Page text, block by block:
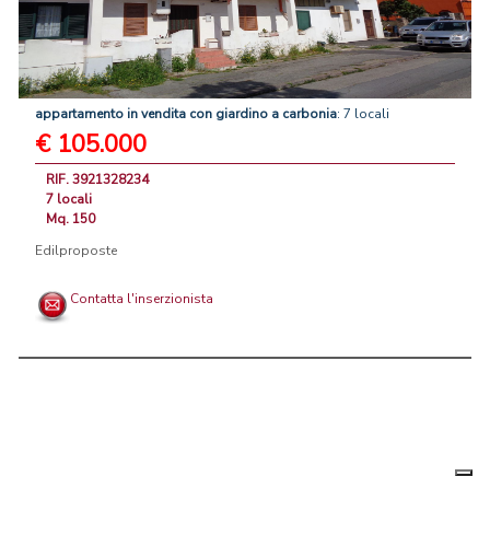
appartamento invendita con giardino a carbonia: 7 locali
€ 105.000
RIF. 3921328234
7 locali
Mq. 150
Edilproposte
Contatta l'inserzionista